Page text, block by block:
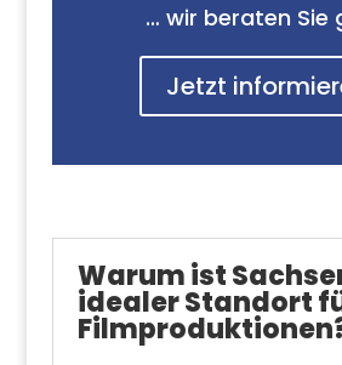
… wir beraten Sie
Jetzt
Warum ist
idealer Standort